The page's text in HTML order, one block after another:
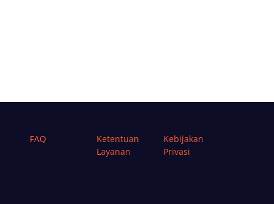
FAQ
Ketentuan
Layanan
Kebijakan
Privasi